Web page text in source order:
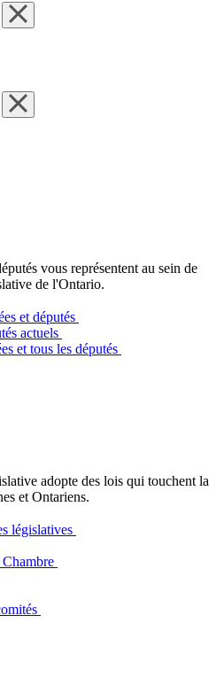
vous représentent au sein de
de l'Ontario.
et députés
actuels
et tous les députés
adopte des lois qui touchent la
et Ontariens.
législatives